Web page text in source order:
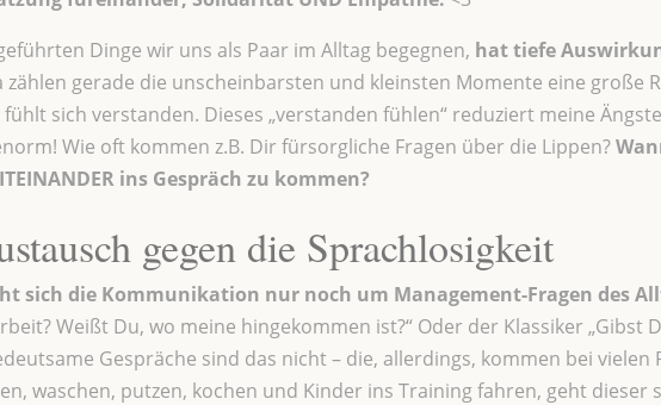
Dinge wir uns als Paar im Alltag begegnen, hat tiefe
zählen gerade die unscheinbarsten und kleinsten Momente eine große
sich verstanden. Dieses „verstanden fühlen“ reduziert meine
Wie oft kommen z.B. Dir fürsorgliche Fragen über die Lippen?
ins Gespräch zu kommen?
gegen die Sprachlosigkeit
sich die Kommunikation nur noch um Management-Fragen des
Weißt Du, wo meine hingekommen ist?“ Oder der Klassiker „Gibst
Gespräche sind das nicht – die, allerdings, kommen bei vielen
waschen, putzen, kochen und Kinder ins Training fahren, geht dieser